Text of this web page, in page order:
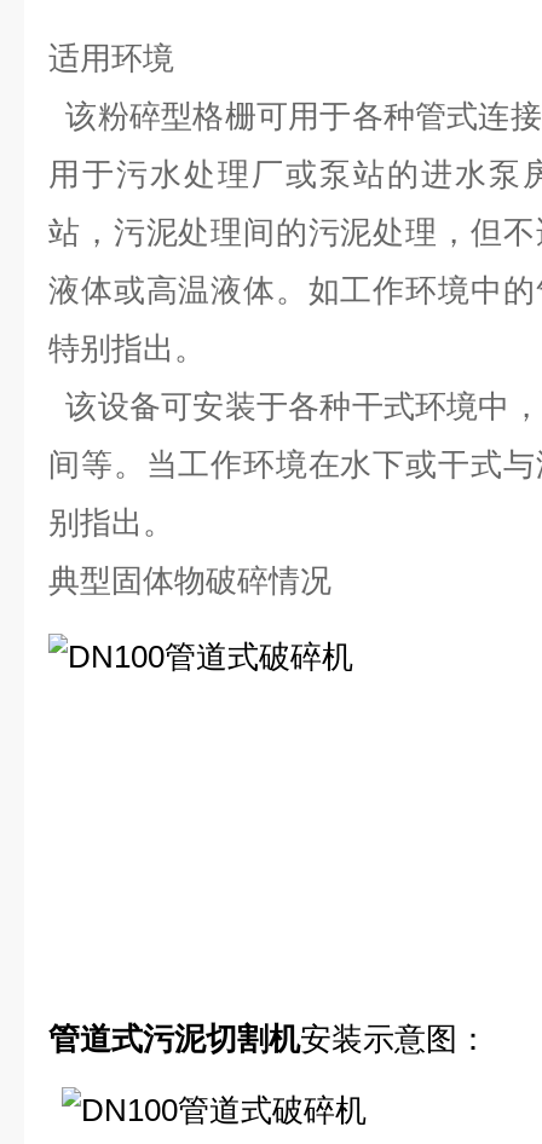
适用环境
该粉碎型格栅可用于各种管式连
用于污水处理厂或泵站的进水泵
站，污泥处理间的污泥处理，但
液体或高温液体。如工作环境中
特别指出。
该设备可安装于各种干式环境中
间等。当工作环境在水下或干式
别指出。
典型固体物破碎情况
管道式污泥切割机安装示意图 ：